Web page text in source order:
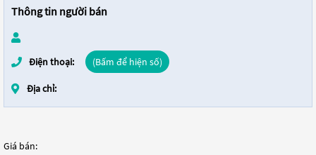
Thông tin người bán
Điện thoại: (Bấm để hiện số)
Địa chỉ:
Giá bán: